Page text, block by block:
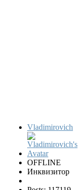
Vladimirovich
OFFLINE
Инквизитор